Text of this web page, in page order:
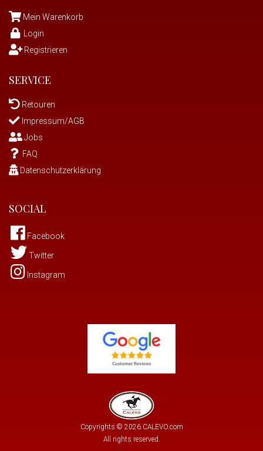
Mein Warenkorb
Login
Registrieren
SERVICE
Retouren
Impressum/AGB
Jobs
FAQ
Datenschutzerklärung
SOCIAL
Facebook
Twitter
Instagram
Copyrights © 2026 CALEVO.com
All rights reserved.